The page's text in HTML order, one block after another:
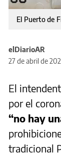
El Puerto de
elDiarioAR
27 de abril de
El
por el
“no hay
tradicional